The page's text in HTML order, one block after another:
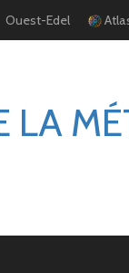
Ouest-Edel
LA